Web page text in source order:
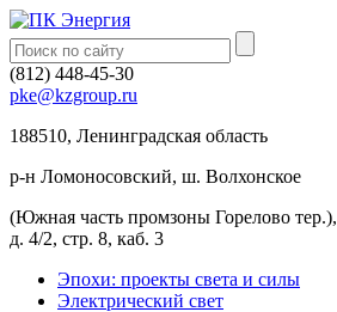
(812) 448-45-30
pke@kzgroup.ru
188510, Ленинградская область
р-н Ломоносовский, ш. Волхонское
(Южная часть промзоны Горелово тер.),
д. 4/2, стр. 8, каб. 3
Эпохи: проекты света и силы
Электрический свет